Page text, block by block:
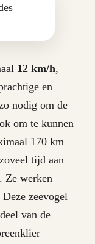
12 km/h,
en
nodig om de
om te kunnen
170 km
tijd aan
Ze werken
zeevogel
van de